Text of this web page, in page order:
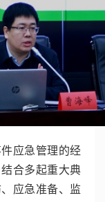
应急管理的经
合多起重大典
应急准备、监